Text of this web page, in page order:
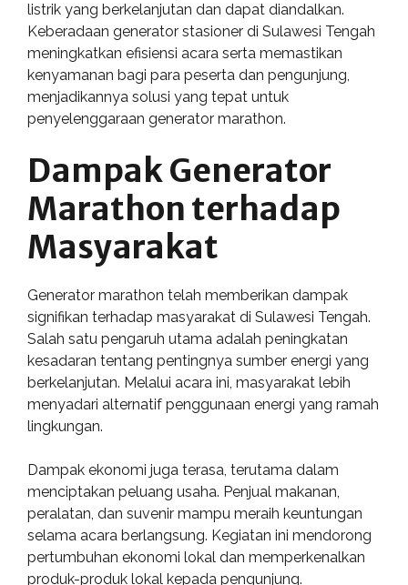
listrik yang berkelanjutan dan dapat diandalkan.
Keberadaan generator stasioner di Sulawesi Tengah
meningkatkan efisiensi acara serta memastikan
kenyamanan bagi para peserta dan pengunjung,
menjadikannya solusi yang tepat untuk
penyelenggaraan generator marathon.
Dampak Generator
Marathon terhadap
Masyarakat
Generator marathon telah memberikan dampak
signifikan terhadap masyarakat di Sulawesi Tengah.
Salah satu pengaruh utama adalah peningkatan
kesadaran tentang pentingnya sumber energi yang
berkelanjutan. Melalui acara ini, masyarakat lebih
menyadari alternatif penggunaan energi yang ramah
lingkungan.
Dampak ekonomi juga terasa, terutama dalam
menciptakan peluang usaha. Penjual makanan,
peralatan, dan suvenir mampu meraih keuntungan
selama acara berlangsung. Kegiatan ini mendorong
pertumbuhan ekonomi lokal dan memperkenalkan
produk-produk lokal kepada pengunjung.